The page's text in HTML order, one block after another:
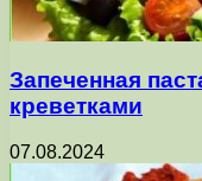
Запеченная
креветками
07.08.2024